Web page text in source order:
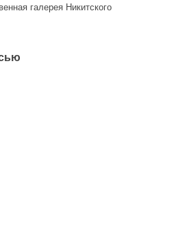
галерея Никитского